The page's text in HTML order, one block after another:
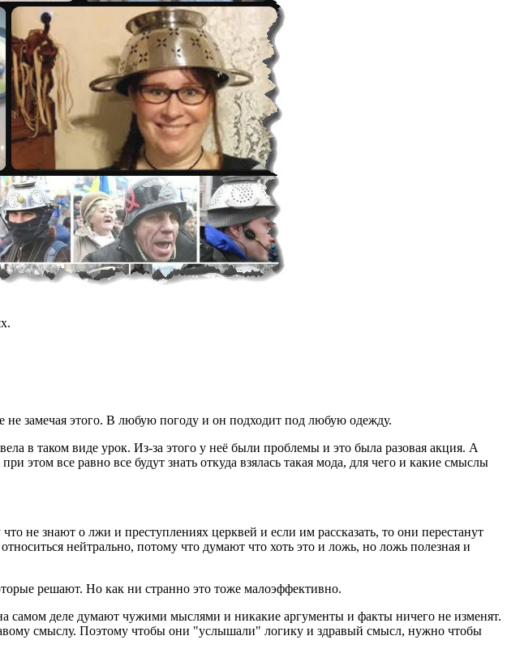
не замечая этого. В любую погоду и он подходит под любую одежду.
в таком виде урок. Из-за этого у неё были проблемы и это была разовая акция. А
все равно все будут знать откуда взялась такая мода, для чего и какие смыслы
не знают о лжи и преступлениях церквей и если им рассказать, то они перестанут
нейтрально, потому что думают что хоть это и ложь, но ложь полезная и
решают. Но как ни странно это тоже малоэффективно.
самом деле думают чужими мыслями и никакие аргументы и факты ничего не изменят.
смыслу. Поэтому чтобы они "услышали" логику и здравый смысл, нужно чтобы